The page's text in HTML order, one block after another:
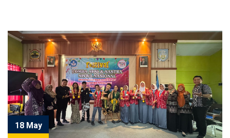
18 May